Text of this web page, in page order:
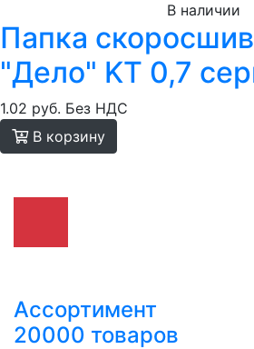
В наличии
Папка
"Дело" KT 0,7
1.02 руб. Без НДС
В корзину
Ассортимент
20000 товаров